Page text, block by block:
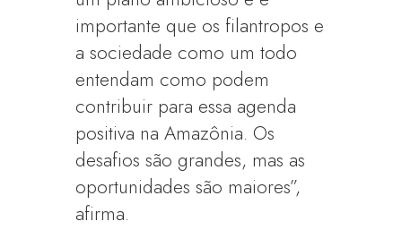
importante que os filantropos e
a sociedade como um todo
entendam como podem
contribuir para essa agenda
positiva na Amazônia. Os
desafios são grandes, mas as
oportunidades são maiores”,
afirma.